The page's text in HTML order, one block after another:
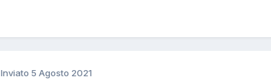
Inviato 5 Agosto 2021